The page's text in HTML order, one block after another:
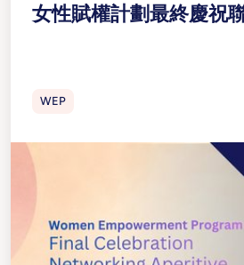
女性賦權計劃最終慶祝
WEP